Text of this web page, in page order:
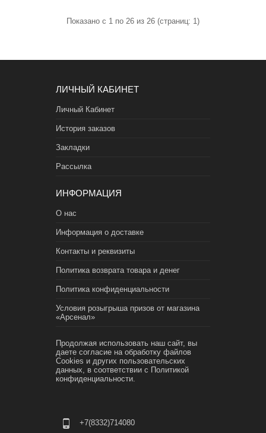
Показано с 1 по 26 из 26 (страниц: 1)
ЛИЧНЫЙ КАБИНЕТ
Личный Кабинет
История заказов
Закладки
Рассылка
ИНФОРМАЦИЯ
О нас
Информация о доставке
Контакты и реквизиты
Политика возврата товара и денег
Политика конфиденциальности
Условия розыгрыша призов от магазина
«Арсенал»
Продолжая использовать наш сайт, вы
даете согласие на обработку файлов
Cookies и других пользовательских
данных, в соответствии с Политикой
конфиденциальности.
+7(8332)714080